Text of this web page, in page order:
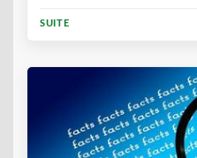
SUITE